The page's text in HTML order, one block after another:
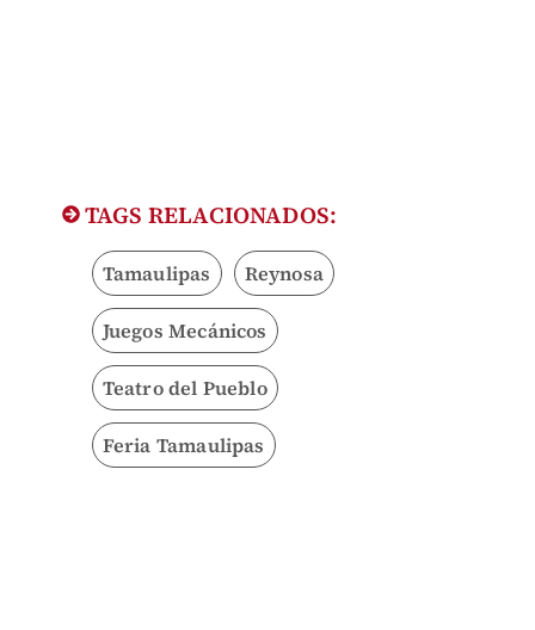
TAGS RELACIONADOS:
Tamaulipas Reynosa
Juegos Mecánicos
Teatro del Pueblo
Feria Tamaulipas